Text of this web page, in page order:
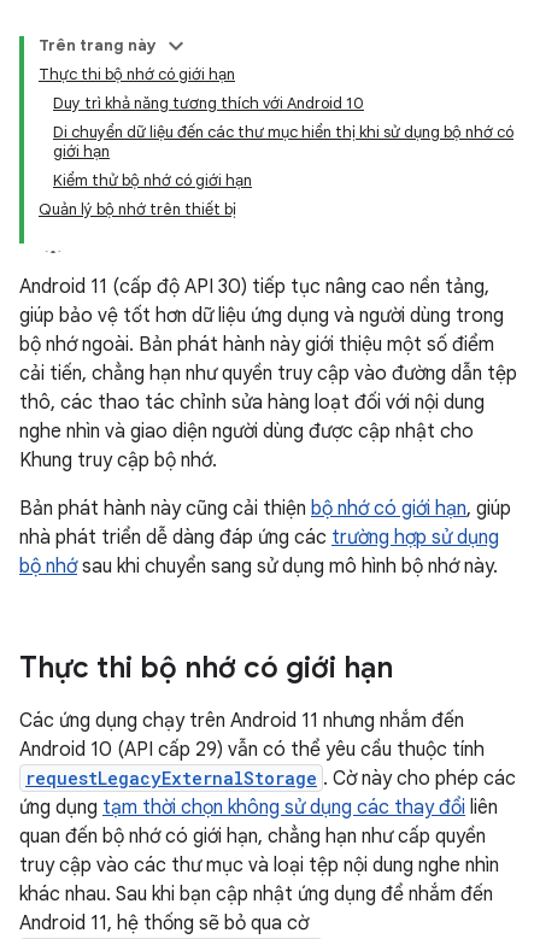
Trên trang này
Thực thi bộ nhớ có giới hạn
Duy trì khả năng tương thích với Android 10
Di chuyển dữ liệu đến các thư mục hiển thị khi sử dụng bộ nhớ có
giới hạn
Kiểm thử bộ nhớ có giới hạn
Quản lý bộ nhớ trên thiết bị
Android 11 (cấp độ API 30) tiếp tục nâng cao nền tảng,
giúp bảo vệ tốt hơn dữ liệu ứng dụng và người dùng trong
bộ nhớ ngoài. Bản phát hành này giới thiệu một số điểm
cải tiến, chẳng hạn như quyền truy cập vào đường dẫn tệp
thô, các thao tác chỉnh sửa hàng loạt đối với nội dung
nghe nhìn và giao diện người dùng được cập nhật cho
Khung truy cập bộ nhớ.
Bản phát hành này cũng cải thiện bộ nhớ có giới hạn, giúp
nhà phát triển dễ dàng đáp ứng các trường hợp sử dụng
bộ nhớsau khi chuyển sang sử dụng mô hình bộ nhớ này.
Thực thi bộ nhớ có giới hạn
Các ứng dụng chạy trên Android 11 nhưng nhắm đến
Android 10 (API cấp 29) vẫn có thể yêu cầu thuộc tính
requestLegacyExternalStorage . Cờ này cho phép các
ứng dụng tạm thời chọn không sử dụng các thay đổi liên
quan đến bộ nhớ có giới hạn, chẳng hạn như cấp quyền
truy cập vào các thư mục và loại tệp nội dung nghe nhìn
khác nhau. Sau khi bạn cập nhật ứng dụng để nhắm đến
Android 11, hệ thống sẽ bỏ qua cờ